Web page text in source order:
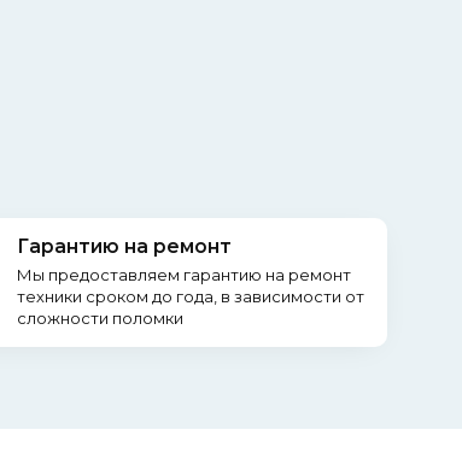
Гарантию на ремонт
Мы предоставляем гарантию на ремонт
техники сроком до года, в зависимости от
сложности поломки